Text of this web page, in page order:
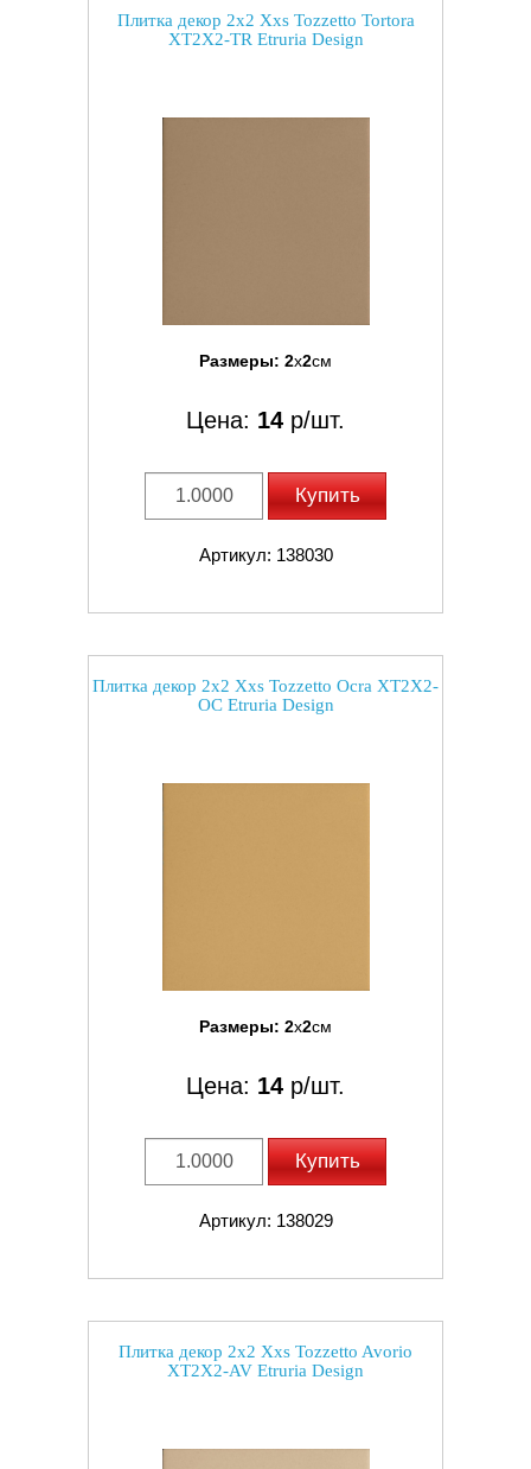
Плитка декор 2x2 Xxs Tozzetto Tortora
XT2X2-TR Etruria Design
Размеры: 2x2см
Цена: 14 р/шт.
Купить
Артикул: 138030
Плитка декор 2x2 Xxs Tozzetto Ocra XT2X2-
OC Etruria Design
Размеры: 2x2см
Цена: 14 р/шт.
Купить
Артикул: 138029
Плитка декор 2x2 Xxs Tozzetto Avorio
XT2X2-AV Etruria Design